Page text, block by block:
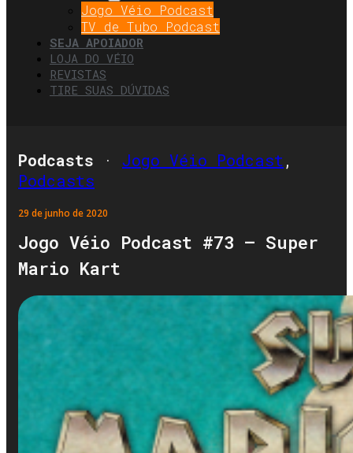
Jogo Véio Podcast
TV de Tubo Podcast
SEJA APOIADOR
LOJA DO VÉIO
REVISTAS
TIRE SUAS DÚVIDAS
Podcasts · Jogo Véio Podcast,
Podcasts
29 de junho de 2020
Jogo Véio Podcast #73 – Super
Mario Kart